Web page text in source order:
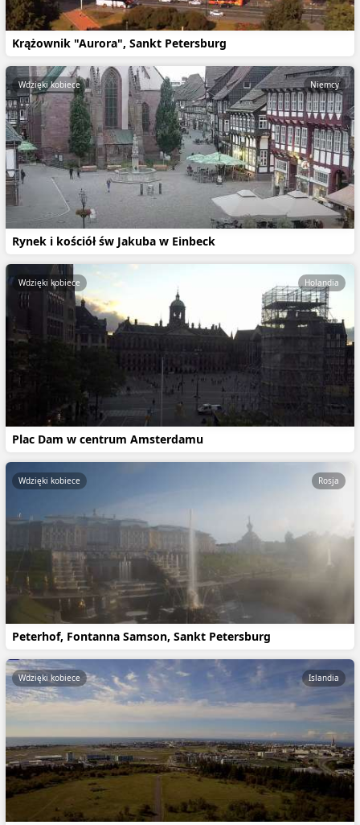
Krążownik "Aurora", Sankt Petersburg
Rynek i kościół św Jakuba w Einbeck
Wdzięki kobiece Niemcy
Plac Dam w centrum Amsterdamu
Wdzięki kobiece Holandia
Peterhof, Fontanna Samson, Sankt Petersburg
Wdzięki kobiece Rosja
Wdzięki kobiece Islandia